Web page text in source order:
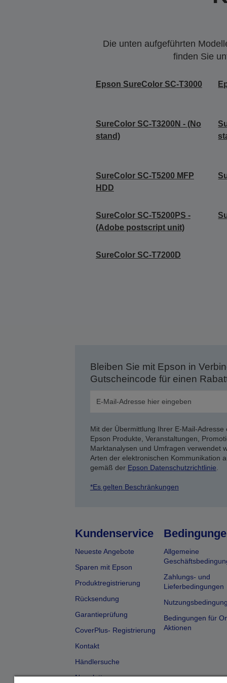
Die unten aufgeführten
finden Sie
Epson SureColor SC-T3000
SureColor SC-T3200N - (No
stand)
SureColor SC-T5200 MFP
HDD
SureColor SC-T5200PS -
(Adobe postscript unit)
SureColor SC-T7200D
Bleiben Sie mit Epson in
Gutscheincode für einen
Mit der Übermittlung Ihrer E-Mail-
Epson Produkte, Veranstaltungen,
Marktanalysen und Umfragen verwendet
Arten der elektronischen Kommunikation
gemäß der Epson Datenschutzrichtlinie
*Es gelten Beschränkungen
Kundenservice
Neueste Angebote
Sparen mit Epson
Produktregistrierung
Rücksendung
Garantieprüfung
CoverPlus- Registrierung
Kontakt
Händlersuche
Newsletter
Allgemeine
Zahlungs- und
Lieferbedingungen
Bedingungen für
Aktionen